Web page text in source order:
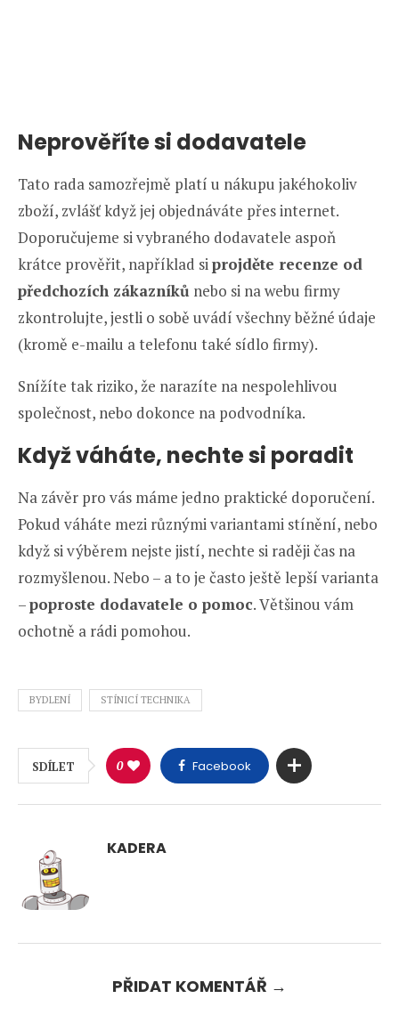
Neprověříte si dodavatele
Tato rada samozřejmě platí u nákupu jakéhokoliv
zboží, zvlášť když jej objednáváte přes internet.
Doporučujeme si vybraného dodavatele aspoň
krátce prověřit, například siprojděte recenze od
předchozích zákazníků nebo si na webu firmy
zkontrolujte, jestli o sobě uvádí všechny běžné údaje
(kromě e-mailu a telefonu také sídlo firmy).
Snížíte tak riziko, že narazíte na nespolehlivou
společnost, nebo dokonce na podvodníka.
Když váháte, nechte si poradit
Na závěr pro vás máme jedno praktické doporučení.
Pokud váháte mezi různými variantami stínění, nebo
když si výběrem nejste jistí, nechte si raději čas na
rozmyšlenou. Nebo – a to je často ještě lepší varianta
–poproste dodavatele o pomoc. Většinou vám
ochotně a rádi pomohou.
BYDLENÍ STÍNICÍ TECHNIKA
SDÍLET 0 Facebook
KADERA
PŘIDAT KOMENTÁŘ →